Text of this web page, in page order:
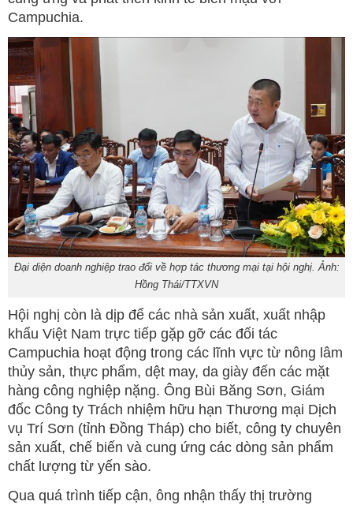
Campuchia.
Đại diện doanh nghiệp trao đổi về hợp tác thương mại tại hội nghị. Ảnh:
Hồng Thái/TTXVN
Hội nghị còn là dịp để các nhà sản xuất, xuất nhập
khẩu Việt Nam trực tiếp gặp gỡ các đối tác
Campuchia hoạt động trong các lĩnh vực từ nông lâm
thủy sản, thực phẩm, dệt may, da giày đến các mặt
hàng công nghiệp nặng. Ông Bùi Băng Sơn, Giám
đốc Công ty Trách nhiệm hữu hạn Thương mại Dịch
vụ Trí Sơn (tỉnh Đồng Tháp) cho biết, công ty chuyên
sản xuất, chế biến và cung ứng các dòng sản phẩm
chất lượng từ yến sào.
Qua quá trình tiếp cận, ông nhận thấy thị trường